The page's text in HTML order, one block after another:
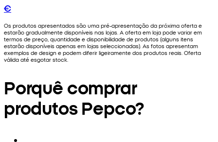
€
Os produtos apresentados são uma pré-apresentação da próxima oferta e
estarão gradualmente disponíveis nas lojas. A oferta em loja pode variar em
termos de preço, quantidade e disponibilidade de produtos (alguns itens
estarão disponíveis apenas em lojas seleccionadas). As fotos apresentam
exemplos de design e podem diferir ligeiramente dos produtos reais. Oferta
válida até esgotar stock.
Porquê comprar
produtos Pepco?